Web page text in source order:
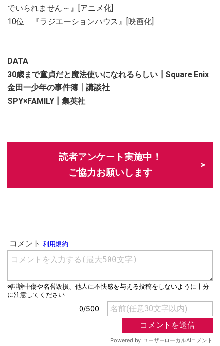
でいられません～』[アニメ化]
10位：『ラジエーションハウス』[映画化]
DATA
30歳まで童貞だと魔法使いになれるらしい┃Square Enix
金田一少年の事件簿┃講談社
SPY×FAMILY┃集英社
読者アンケート実施中！
ご協力お願いします